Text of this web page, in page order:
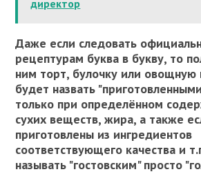
директор
Даже если следовать
рецептурам буква в букву, то
ним торт, булочку или
будет назвать
только при определённом
сухих веществ, жира, а также
приготовлены из ингредиентов
соответствующего качества и
называть "гостовским" просто